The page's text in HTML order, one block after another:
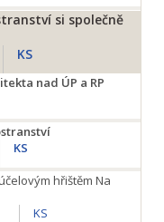
si společně
KS
nad ÚP a RP
KS
hřištěm Na
KS